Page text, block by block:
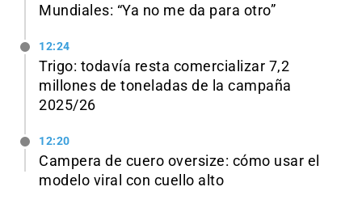
Mundiales: “Ya no me da para otro”
12:24
Trigo: todavía resta comercializar 7,2
millones de toneladas de la campaña
2025/26
12:20
Campera de cuero oversize: cómo usar el
modelo viral con cuello alto